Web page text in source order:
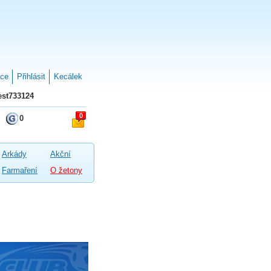
Přihlásit Kecálek
0 0
Arkády
Akční
Farmaření O žetony